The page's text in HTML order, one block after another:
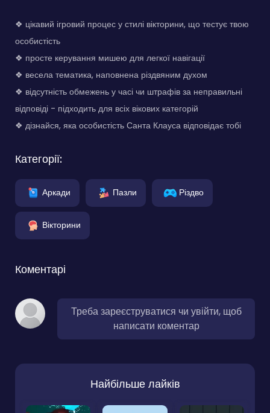
❖ цікавий ігровий процес у стилі вікторини, що тестує твою
особистість
❖ просте керування мишею для легкої навігації
❖ весела тематика, наповнена різдвяним духом
❖ відсутність обмежень у часі чи штрафів за неправильні
відповіді - підходить для всіх вікових категорій
❖ дізнайся, яка особистість Санта Клауса відповідає тобі
Категорії:
Аркади Пазли Різдво
Вікторини
Коментарі
Треба зареєструватися чи увійти, щоб
написати коментар
Найбільше лайків